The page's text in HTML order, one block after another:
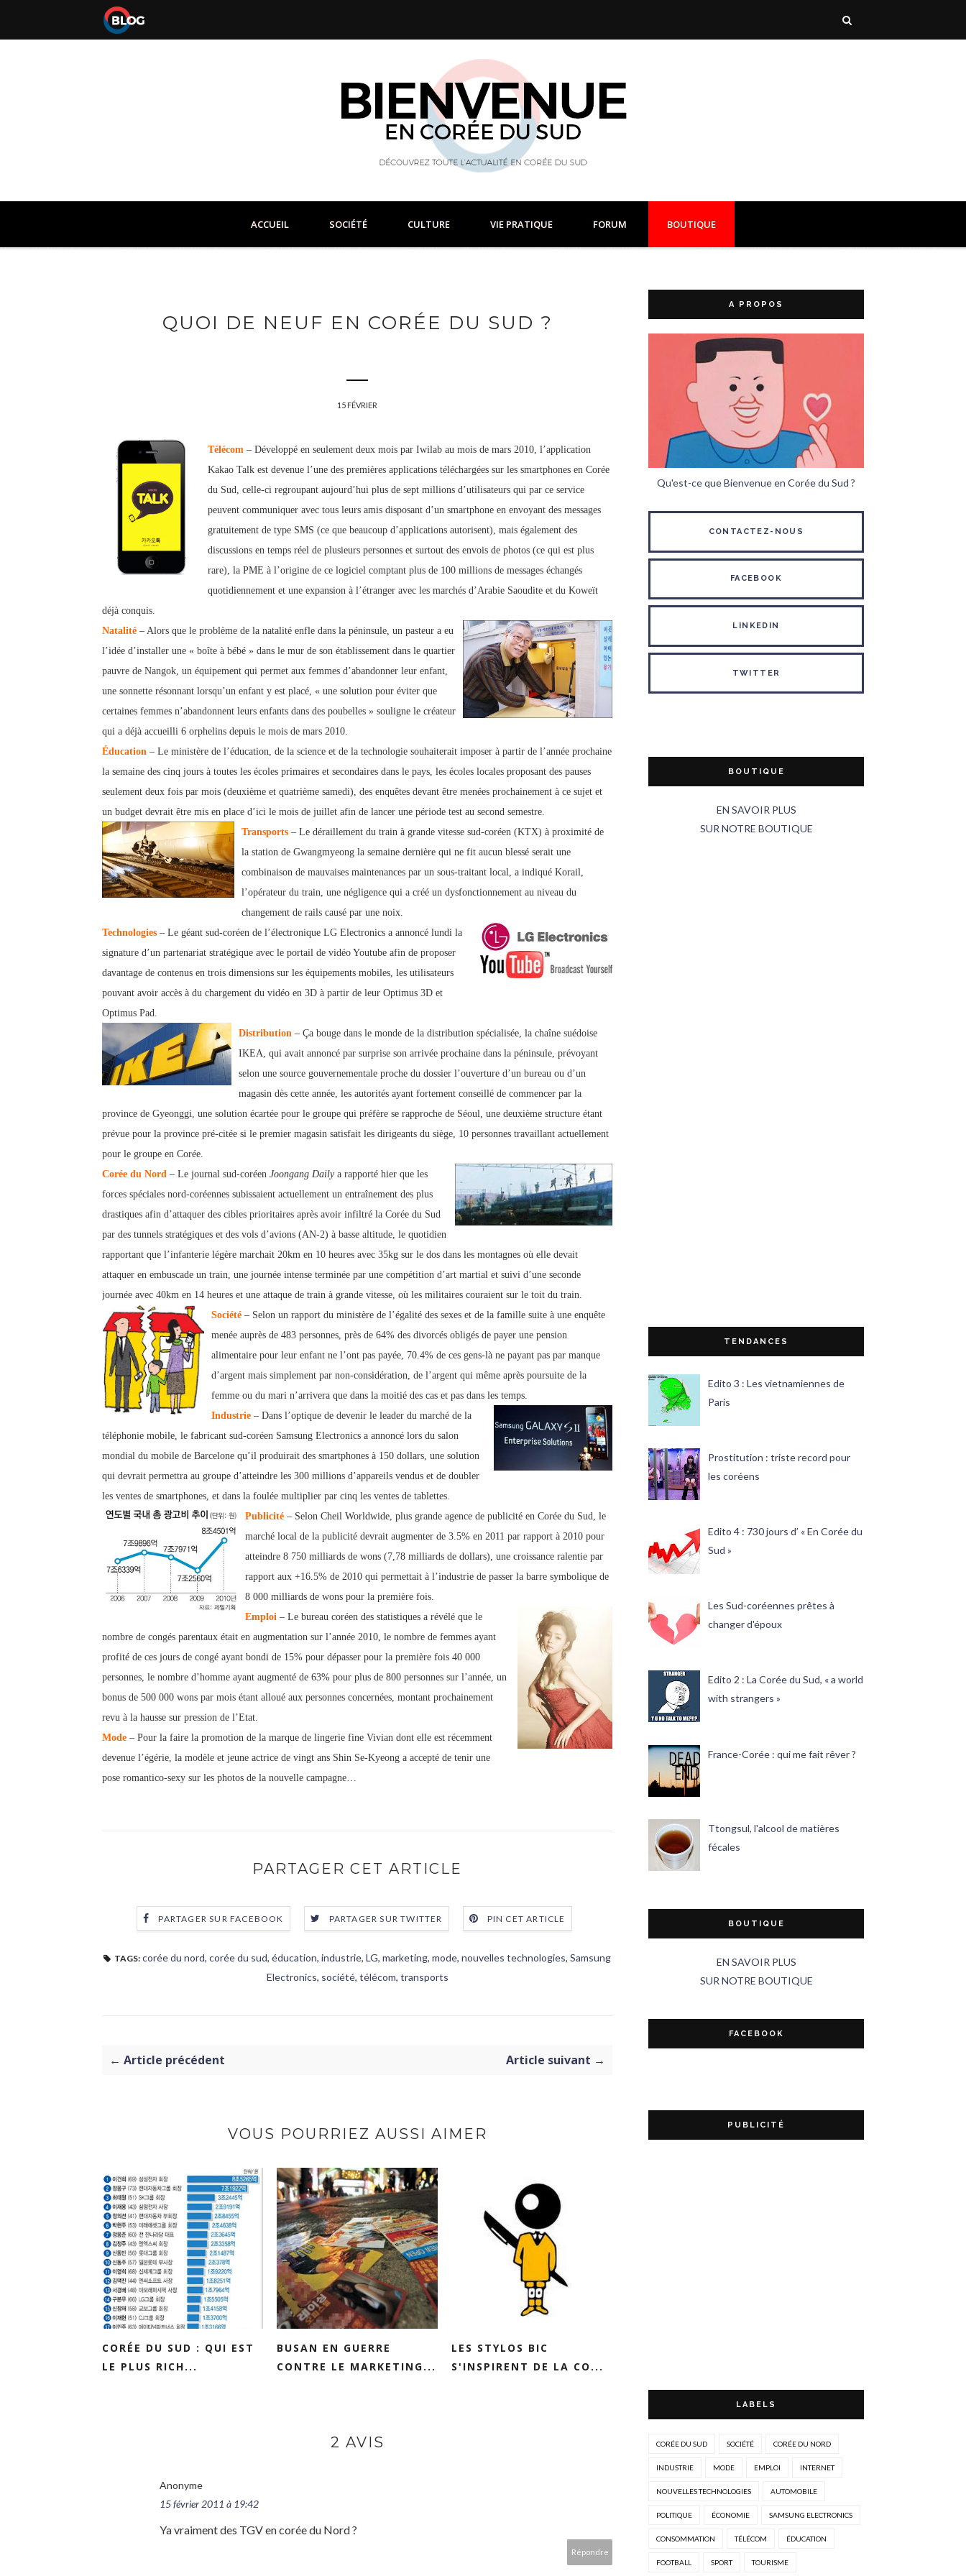
ACCUEIL SOCIÉTÉ CULTURE VIE PRATIQUE FORUM BOUTIQUE
QUOI DE NEUF EN CORÉE DU SUD ?
15 FÉVRIER
Télécom – Développé en seulement deux mois par Iwilab au mois de mars 2010, l’application
Kakao Talk est devenue l’une des premières applications téléchargées sur les smartphones en Corée
du Sud, celle-ci regroupant aujourd’hui plus de sept millions d’utilisateurs qui par ce service
peuvent communiquer avec tous leurs amis disposant d’un smartphone en envoyant des messages
gratuitement de type SMS (ce que beaucoup d’applications autorisent), mais également des
discussions en temps réel de plusieurs personnes et surtout des envois de photos (ce qui est plus
rare), la PME à l’origine de ce logiciel comptant plus de 100 millions de messages échangés
quotidiennement et une expansion à l’étranger avec les marchés d’Arabie Saoudite et du Koweït
déjà conquis.
Natalité – Alors que le problème de la natalité enfle dans la péninsule, un pasteur a eu
l’idée d’installer une « boîte à bébé » dans le mur de son établissement dans le quartier
pauvre de Nangok, un équipement qui permet aux femmes d’abandonner leur enfant,
une sonnette résonnant lorsqu’un enfant y est placé, « une solution pour éviter que
certaines femmes n’abandonnent leurs enfants dans des poubelles » souligne le créateur
qui a déjà accueilli 6 orphelins depuis le mois de mars 2010.
Éducation – Le ministère de l’éducation, de la science et de la technologie souhaiterait imposer à partir de l’année prochaine
la semaine des cinq jours à toutes les écoles primaires et secondaires dans le pays, les écoles locales proposant des pauses
seulement deux fois par mois (deuxième et quatrième samedi), des enquêtes devant être menées prochainement à ce sujet et
un budget devrait être mis en place d’ici le mois de juillet afin de lancer une période test au second semestre.
Transports – Le déraillement du train à grande vitesse sud-coréen (KTX) à proximité de
la station de Gwangmyeong la semaine dernière qui ne fit aucun blessé serait une
combinaison de mauvaises maintenances par un sous-traitant local, a indiqué Korail,
l’opérateur du train, une négligence qui a créé un dysfonctionnement au niveau du
changement de rails causé par une noix.
Technologies – Le géant sud-coréen de l’électronique LG Electronics a annoncé lundi la
signature d’un partenariat stratégique avec le portail de vidéo Youtube afin de proposer
davantage de contenus en trois dimensions sur les équipements mobiles, les utilisateurs
pouvant avoir accès à du chargement du vidéo en 3D à partir de leur Optimus 3D et
Optimus Pad.
Distribution – Ça bouge dans le monde de la distribution spécialisée, la chaîne suédoise
IKEA, qui avait annoncé par surprise son arrivée prochaine dans la péninsule, prévoyant
selon une source gouvernementale proche du dossier l’ouverture d’un bureau ou d’un
magasin dès cette année, les autorités ayant fortement conseillé de commencer par la
province de Gyeonggi, une solution écartée pour le groupe qui préfère se rapproche de Séoul, une deuxième structure étant
prévue pour la province pré-citée si le premier magasin satisfait les dirigeants du siège, 10 personnes travaillant actuellement
pour le groupe en Corée.
Corée du Nord – Le journal sud-coréen Joongang Dailya rapporté hier que les
forces spéciales nord-coréennes subissaient actuellement un entraînement des plus
drastiques afin d’attaquer des cibles prioritaires après avoir infiltré la Corée du Sud
par des tunnels stratégiques et des vols d’avions (AN-2) à basse altitude, le quotidien
rapportant que l’infanterie légère marchait 20km en 10 heures avec 35kg sur le dos dans les montagnes où elle devait
attaquer en embuscade un train, une journée intense terminée par une compétition d’art martial et suivi d’une seconde
journée avec 40km en 14 heures et une attaque de train à grande vitesse, où les militaires couraient sur le toit du train.
Société – Selon un rapport du ministère de l’égalité des sexes et de la famille suite à une enquête
menée auprès de 483 personnes, près de 64% des divorcés obligés de payer une pension
alimentaire pour leur enfant ne l’ont pas payée, 70.4% de ces gens-là ne payant pas par manque
d’argent mais simplement par non-considération, de l’argent qui même après poursuite de la
femme ou du mari n’arrivera que dans la moitié des cas et pas dans les temps.
Industrie – Dans l’optique de devenir le leader du marché de la
téléphonie mobile, le fabricant sud-coréen Samsung Electronics a annoncé lors du salon
mondial du mobile de Barcelone qu’il produirait des smartphones à 150 dollars, une solution
qui devrait permettra au groupe d’atteindre les 300 millions d’appareils vendus et de doubler
les ventes de smartphones, et dans la foulée multiplier par cinq les ventes de tablettes.
Publicité – Selon Cheil Worldwide, plus grande agence de publicité en Corée du Sud, le
marché local de la publicité devrait augmenter de 3.5% en 2011 par rapport à 2010 pour
atteindre 8 750 milliards de wons (7,78 milliards de dollars), une croissance ralentie par
rapport aux +16.5% de 2010 qui permettait à l’industrie de passer la barre symbolique de
8 000 milliards de wons pour la première fois.
Emploi – Le bureau coréen des statistiques a révélé que le
nombre de congés parentaux était en augmentation sur l’année 2010, le nombre de femmes ayant
profité de ces jours de congé ayant bondi de 15% pour dépasser pour la première fois 40 000
personnes, le nombre d’homme ayant augmenté de 63% pour plus de 800 personnes sur l’année, un
bonus de 500 000 wons par mois étant alloué aux personnes concernées, montant prochainement
revu à la hausse sur pression de l’Etat.
Mode – Pour la faire la promotion de la marque de lingerie fine Vivian dont elle est récemment
devenue l’égérie, la modèle et jeune actrice de vingt ans Shin Se-Kyeong a accepté de tenir une
pose romantico-sexy sur les photos de la nouvelle campagne…
PARTAGER CET ARTICLE
PARTAGER SUR FACEBOOK PARTAGER SUR TWITTER PIN CET ARTICLE
TAGS: corée du nord, corée du sud, éducation, industrie, LG, marketing, mode, nouvelles technologies, Samsung
Electronics, société, télécom, transports
← Article précédent Article suivant →
VOUS POURRIEZ AUSSI AIMER
CORÉE DU SUD : QUI EST
LE PLUS RICH...
BUSAN EN GUERRE
CONTRE LE MARKETING...
LES STYLOS BIC
S'INSPIRENT DE LA CO...
2 AVIS
Anonyme
15 février 2011 à 19:42
Ya vraiment des TGV en corée du Nord ?
Répondre
A PROPOS
Qu'est-ce que Bienvenue en Corée du Sud ?
CONTACTEZ-NOUS
FACEBOOK
LINKEDIN
TWITTER
BOUTIQUE
EN SAVOIR PLUS
SUR NOTRE BOUTIQUE
TENDANCES
Edito 3 : Les vietnamiennes de
Paris
Prostitution : triste record pour
les coréens
Edito 4 : 730 jours d’ « En Corée du
Sud »
Les Sud-coréennes prêtes à
changer d'époux
Edito 2 : La Corée du Sud, « a world
with strangers »
France-Corée : qui me fait rêver ?
Ttongsul, l'alcool de matières
fécales
BOUTIQUE
EN SAVOIR PLUS
SUR NOTRE BOUTIQUE
FACEBOOK
PUBLICITÉ
LABELS
CORÉE DU SUD SOCIÉTÉ CORÉE DU NORD
INDUSTRIE MODE EMPLOI INTERNET
NOUVELLES TECHNOLOGIES AUTOMOBILE
POLITIQUE ÉCONOMIE SAMSUNG ELECTRONICS
CONSOMMATION TÉLÉCOM ÉDUCATION
FOOTBALL SPORT TOURISME